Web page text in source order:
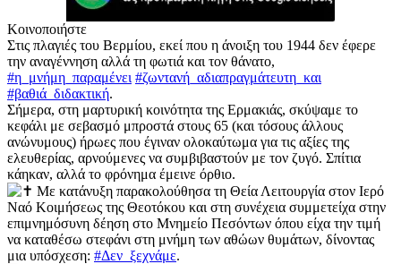
Κοινοποιήστε
Στις πλαγιές του Βερμίου, εκεί που η άνοιξη του 1944 δεν έφερε
την αναγέννηση αλλά τη φωτιά και τον θάνατο,
#η_μνήμη_παραμένει #ζωντανή_αδιαπραγμάτευτη_και
#βαθιά_διδακτική.
Σήμερα, στη μαρτυρική κοινότητα της Ερμακιάς, σκύψαμε το
κεφάλι με σεβασμό μπροστά στους 65 (και τόσους άλλους
ανώνυμους) ήρωες που έγιναν ολοκαύτωμα για τις αξίες της
ελευθερίας, αρνούμενες να συμβιβαστούν με τον ζυγό. Σπίτια
κάηκαν, αλλά το φρόνημα έμεινε όρθιο.
Με κατάνυξη παρακολούθησα τη Θεία Λειτουργία στον Ιερό
Ναό Κοιμήσεως της Θεοτόκου και στη συνέχεια συμμετείχα στην
επιμνημόσυνη δέηση στο Μνημείο Πεσόντων όπου είχα την τιμή
να καταθέσω στεφάνι στη μνήμη των αθώων θυμάτων, δίνοντας
μια υπόσχεση: #Δεν_ξεχνάμε.